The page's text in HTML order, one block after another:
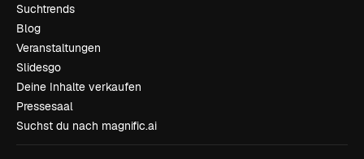
Suchtrends
Blog
Veranstaltungen
Slidesgo
Deine Inhalte verkaufen
Pressesaal
Suchst du nach magnific.ai